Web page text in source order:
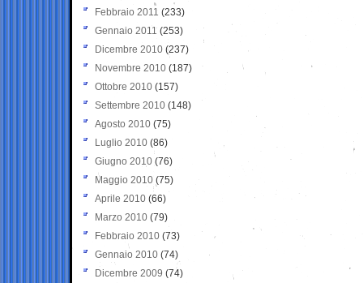
Febbraio 2011 (233)
Gennaio 2011 (253)
Dicembre 2010 (237)
Novembre 2010 (187)
Ottobre 2010 (157)
Settembre 2010 (148)
Agosto 2010 (75)
Luglio 2010 (86)
Giugno 2010 (76)
Maggio 2010 (75)
Aprile 2010 (66)
Marzo 2010 (79)
Febbraio 2010 (73)
Gennaio 2010 (74)
Dicembre 2009 (74)